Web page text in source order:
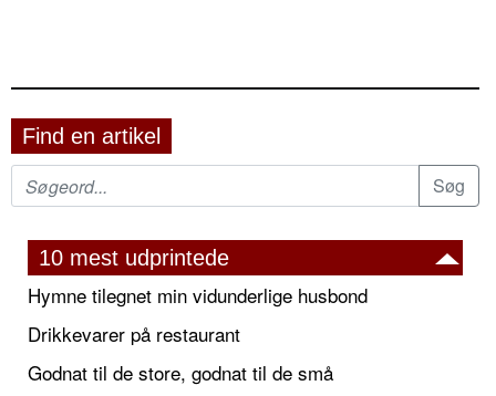
Find en artikel
10 mest udprintede
Hymne tilegnet min vidunderlige husbond
Drikkevarer på restaurant
Godnat til de store, godnat til de små